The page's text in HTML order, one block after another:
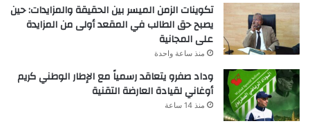
تكوينات الزمن الميسر بين الحقيقة والمزايدات: حين
يصبح حق الطالب في المقعد أولى من المزايدة
على المجانية
منذ ساعة واحدة
وداد صفرو يتعاقد رسمياً مع الإطار الوطني كريم
أوغاني لقيادة العارضة التقنية
منذ 14 ساعة